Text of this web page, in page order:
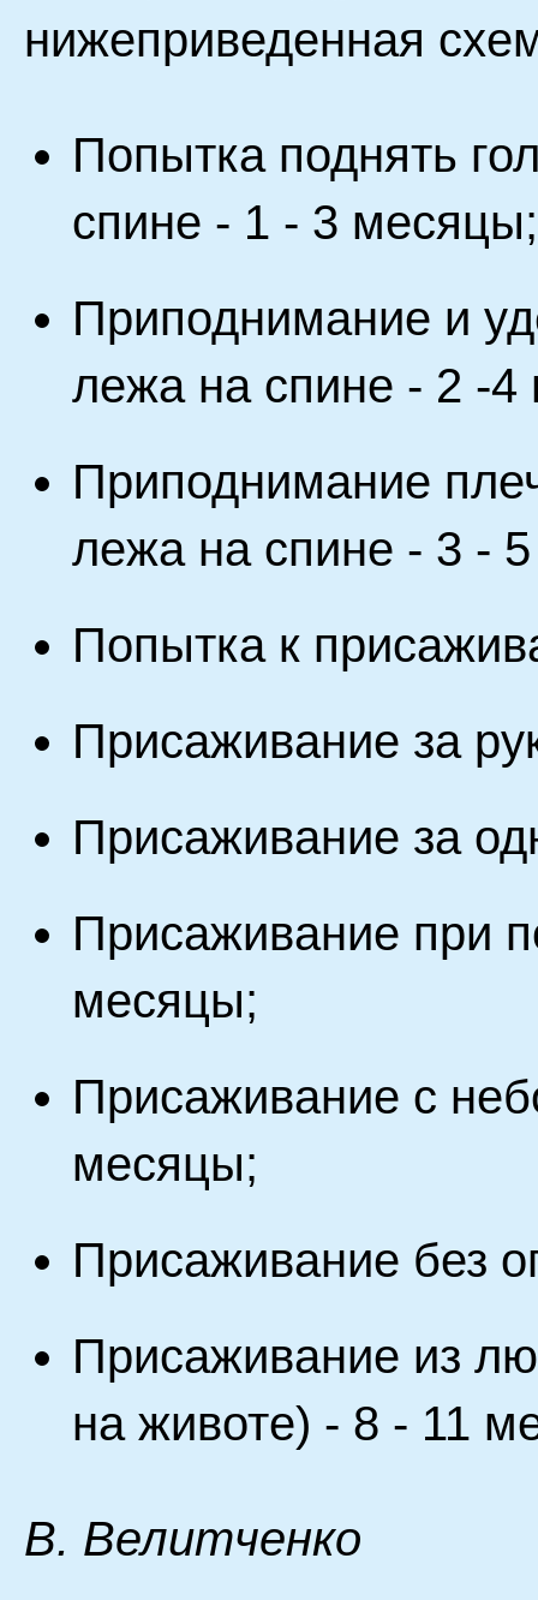
нижеприведенная
Попытка поднять
спине - 1 - 3 месяцы;
Приподнимание и
лежа на спине - 2 -
Приподнимание
лежа на спине - 3 -
Попытка к
Присаживание за
Присаживание за
Присаживание при
месяцы;
Присаживание с
месяцы;
Присаживание без
Присаживание из
на животе) - 8 - 11
В. Велитченко